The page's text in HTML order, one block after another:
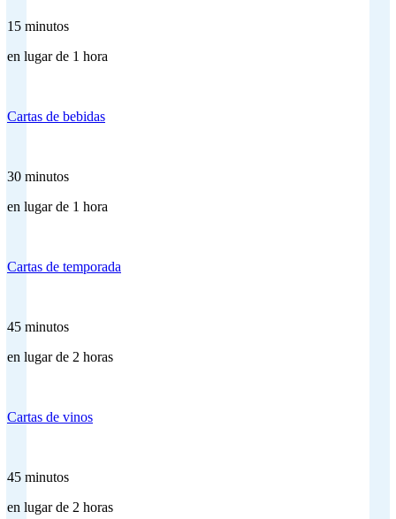
15 minutos
en lugar de 1 hora
Cartas de bebidas
30 minutos
en lugar de 1 hora
Cartas de temporada
45 minutos
en lugar de 2 horas
Cartas de vinos
45 minutos
en lugar de 2 horas